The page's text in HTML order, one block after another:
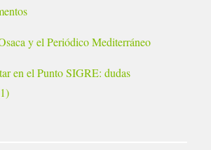
y el Periódico Mediterráneo
en el Punto SIGRE: dudas